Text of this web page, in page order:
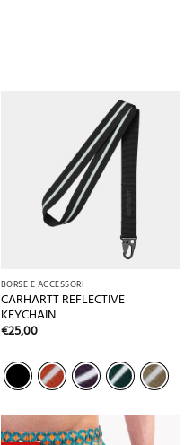
BORSE E ACCESSORI
CARHARTT REFLECTIVE
KEYCHAIN
€25,00